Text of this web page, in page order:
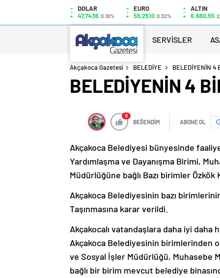
DOLAR
47,7436 0.18%
EURO
55,2510 0.32%
ALTIN
6.660,55
SERVİSLER
Akçakoca Gazetesi BELEDİYE BELEDİYENİN 4
BELEDİYENİN 4
0
BEĞENDİM ABONE OL
Akçakoca Belediyesi bünyesinde
Yardımlaşma ve Dayanışma Birimi,
Müdürlüğüne bağlı Bazı birimler Özkök
Akçakoca Belediyesinin bazı
Taşınmasına karar verildi.
Akçakocalı vatandaşlara daha iyi daha
Akçakoca Belediyesinin birimlerinden
ve Sosyal İşler Müdürlüğü, Muhasebe
bağlı bir birim mevcut belediye